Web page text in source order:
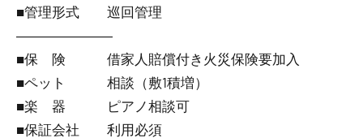
■管理形式 巡回管理
―――――――
■保 険 借家人賠償付き火災保険要加入
■ペット 相談（敷1積増）
■楽 器 ピアノ相談可
■保証会社 利用必須